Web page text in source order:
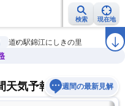
検索 現在地
警報・注意報 2週間天気 ラ
道の駅錦江にしきの里
天気予報 週間の最新見解